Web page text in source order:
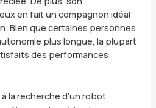
en fait un compagnon idéal
Bien que certaines personnes
plus longue, la plupart
des performances
la recherche d’un robot